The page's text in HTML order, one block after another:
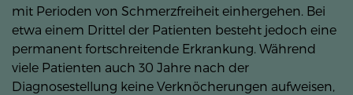
mit Perioden von Schmerzfreiheit einhergehen. Bei
etwa einem Drittel der Patienten besteht jedoch eine
permanent fortschreitende Erkrankung. Während
viele Patienten auch 30 Jahre nach der
Diagnosestellung keine Verknöcherungen aufweisen,